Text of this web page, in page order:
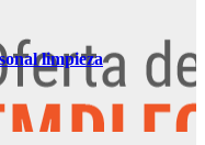
limpieza